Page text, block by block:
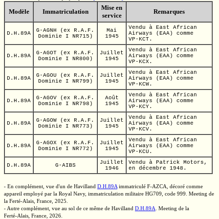
Modèle Immatriculation
Mise en
service
Remarques
D.H.89A G-AGNH (ex R.A.F.
Dominie I NR715)
Mai
1945
Vendu à East African
Airways (EAA) comme
VP-KCT.
D.H.89A G-AGOT (ex R.A.F.
Dominie I NR800)
Juillet
1945
Vendu à East African
Airways (EAA) comme
VP-KCX.
D.H.89A G-AGOU (ex R.A.F.
Dominie I NR799)
Juillet
1945
Vendu à East African
Airways (EAA) comme
VP-KCW.
D.H.89A G-AGOV (ex R.A.F.
Dominie I NR798)
Août
1945
Vendu à East African
Airways (EAA) comme
VP-KCY.
D.H.89A G-AGOW (ex R.A.F.
Dominie I NR773)
Juillet
1945
Vendu à East African
Airways (EAA) comme
VP-KCV.
D.H.89A G-AGOX (ex R.A.F.
Dominie I NR772)
Juillet
1945
Vendu à East African
Airways (EAA) comme
VP-KCU.
D.H.89A G-AIBS
Juillet
1946
Vendu à Patrick Motors,
en décembre 1948.
- En complément, vue d'un de Havilland D.H.89A immatriculé F-AZCA, décoré comme
appareil employé par la Royal Navy, immatriculation militaire HG709, code 999. Meeting de
la Ferté-Alais, France, 2025.
- Autre complément, vue au sol de ce même de Havilland D.H.89A Meeting de la
Ferté-Alais, France, 2026.